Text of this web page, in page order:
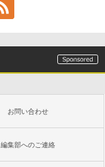
お問い合わせ
編集部へのご連絡